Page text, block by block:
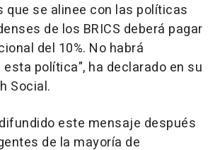
que se alinee con las políticas
de los BRICS deberá pagar
del 10%. No habrá
política", ha declarado en su
Social.
este mensaje después
de la mayoría de